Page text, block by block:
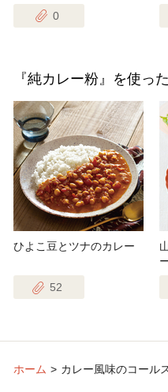
0
『純カレー粉』を使っ
ひよこ豆とツナのカレー
52
ホーム カレー風味のコール